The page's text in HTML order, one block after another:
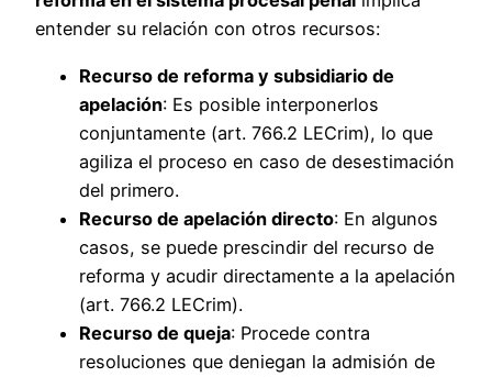
entender su relación con otros recursos:
Recurso de reforma y subsidiario de
apelación: Es posible interponerlos
conjuntamente (art. 766.2 LECrim), lo que
agiliza el proceso en caso de desestimación
del primero.
Recurso de apelación directo: En algunos
casos, se puede prescindir del recurso de
reforma y acudir directamente a la apelación
(art. 766.2 LECrim).
Recurso de queja: Procede contra
resoluciones que deniegan la admisión de